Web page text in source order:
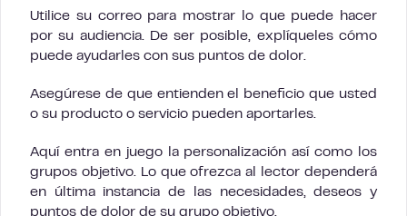
Utilice su correo para mostrar lo que puede hacer
por su audiencia. De ser posible, explíqueles cómo
puede ayudarles con sus puntos de dolor.
Asegúrese de que entienden el beneficio que usted
o su producto o servicio pueden aportarles.
Aquí entra en juego la personalización así como los
grupos objetivo. Lo que ofrezca al lector dependerá
en última instancia de las necesidades, deseos y
puntos de dolor de su grupo objetivo.